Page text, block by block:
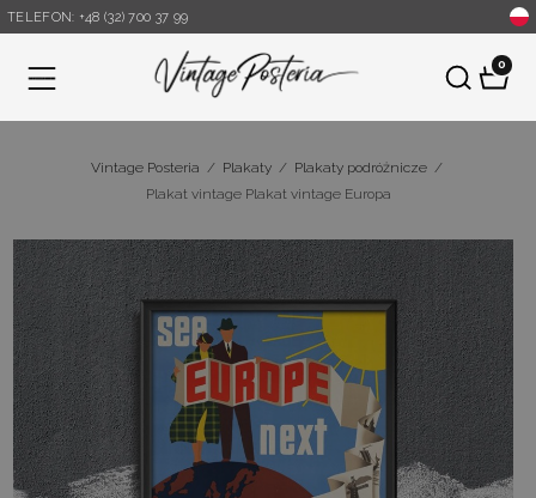
TELEFON: +48 (32) 700 37 99
Menu
0
Vintage Posteria / Plakaty / Plakaty podróżnicze /
Plakat vintage Plakat vintage Europa